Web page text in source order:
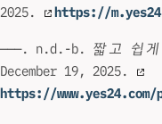
2025.
https://
———. n.d.-b. 짧고 쉽
December 19, 2025.
https://www.yes24.com/